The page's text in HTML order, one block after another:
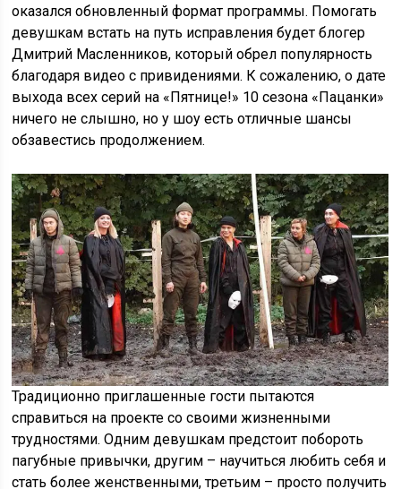
оказался обновленный формат программы. Помогать
девушкам встать на путь исправления будет блогер
Дмитрий Масленников, который обрел популярность
благодаря видео с привидениями. К сожалению, о дате
выхода всех серий на «Пятнице!» 10 сезона «Пацанки»
ничего не слышно, но у шоу есть отличные шансы
обзавестись продолжением.
Традиционно приглашенные гости пытаются
справиться на проекте со своими жизненными
трудностями. Одним девушкам предстоит побороть
пагубные привычки, другим – научиться любить себя и
стать более женственными, третьим – просто получить